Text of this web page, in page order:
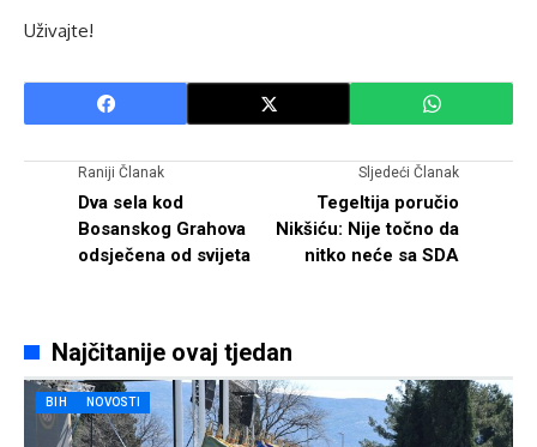
Uživajte!
Raniji Članak
Dva sela kod
Bosanskog Grahova
odsječena od svijeta
Sljedeći Članak
Tegeltija poručio
Nikšiću: Nije točno da
nitko neće sa SDA
Najčitanije ovaj tjedan
BIH NOVOSTI